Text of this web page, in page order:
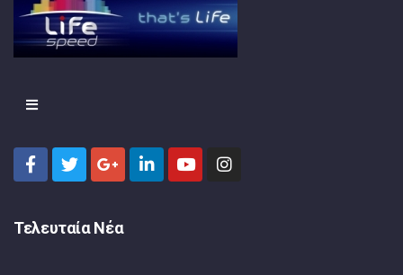
Τελευταία Νέα